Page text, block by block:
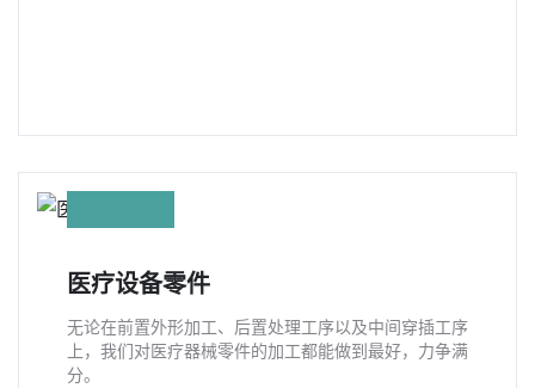
医疗设备零件
无论在前置外形加工、后置处理工序以及中间穿插工序
上，我们对医疗器械零件的加工都能做到最好，力争满
分。